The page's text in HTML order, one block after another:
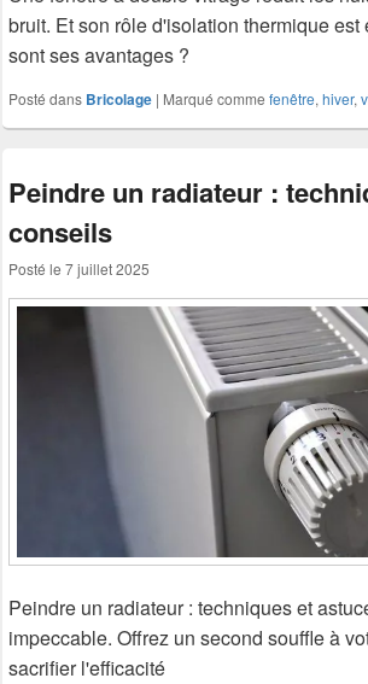
bruit. Et son rôle d'isolation thermique est
sont ses avantages ?
Posté dans Bricolage | Marqué comme fenêtre, hiver,
Peindre un radiateur :
conseils
Posté le 7 juillet 2025
Peindre un radiateur : techniques et
impeccable. Offrez un second souffle à
sacrifier l'efficacité